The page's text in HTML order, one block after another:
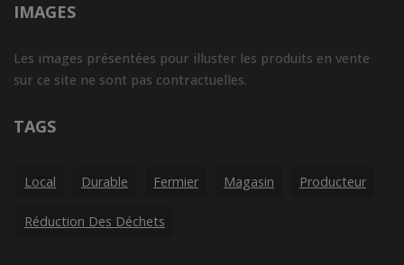
IMAGES
Les images présentées pour illuster les produits en vente
sur ce site ne sont pas contractuelles.
TAGS
Local Durable Fermier Magasin Producteur
Réduction Des Déchets